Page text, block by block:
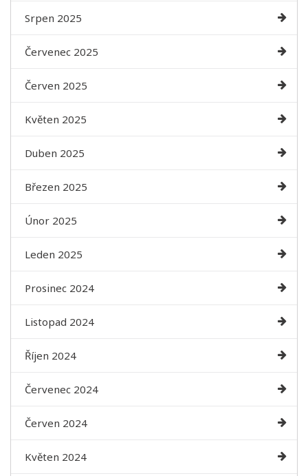
Srpen 2025
Červenec 2025
Červen 2025
Květen 2025
Duben 2025
Březen 2025
Únor 2025
Leden 2025
Prosinec 2024
Listopad 2024
Říjen 2024
Červenec 2024
Červen 2024
Květen 2024